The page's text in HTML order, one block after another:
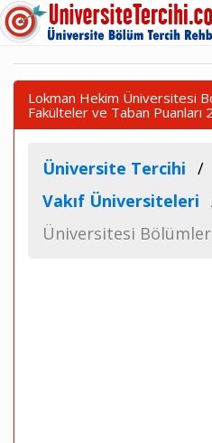
Lokman Hekim Üniversitesi
Fakülteler ve Taban Puanları
Üniversite Tercihi
Vakıf Üniversiteleri
Üniversitesi